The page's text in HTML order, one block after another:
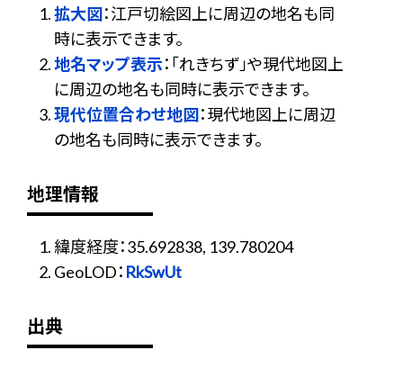
拡大図：江戸切絵図上に周辺の地名も同
時に表示できます。
地名マップ表示：「れきちず」や現代地図上
に周辺の地名も同時に表示できます。
現代位置合わせ地図：現代地図上に周辺
の地名も同時に表示できます。
地理情報
緯度経度：35.692838, 139.780204
GeoLOD： RkSwUt
出典